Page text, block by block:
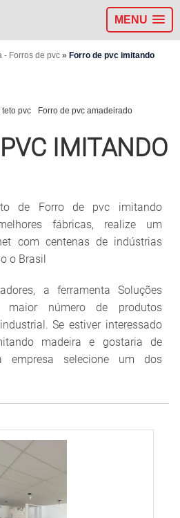
MENU
- Forros de pvc» Forro de pvc imitando
teto pvc
Forro de pvc amadeirado
IMITANDO
de Forro de pvc imitando
fábricas, realize um
com centenas de indústrias
o Brasil
a ferramenta Soluções
maior número de produtos
Se estiver interessado
madeira e gostaria de
empresa selecione um dos